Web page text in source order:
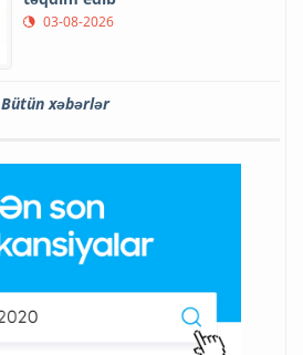
03-08-2026
Bütün xəbərlər